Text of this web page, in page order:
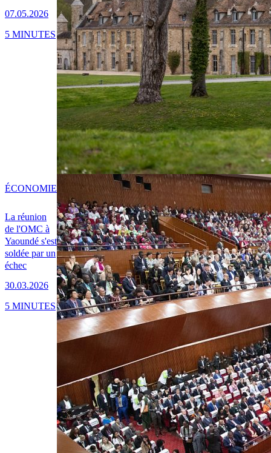
07.05.2026
5 MINUTES
La réunion
de l'OMC à
Yaoundé s'est
soldée par un
échec
30.03.2026
ÉCONOMIE
5 MINUTES